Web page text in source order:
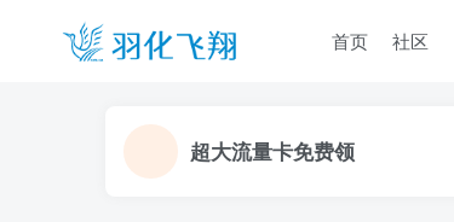
首页 社区
超大流量卡免费领